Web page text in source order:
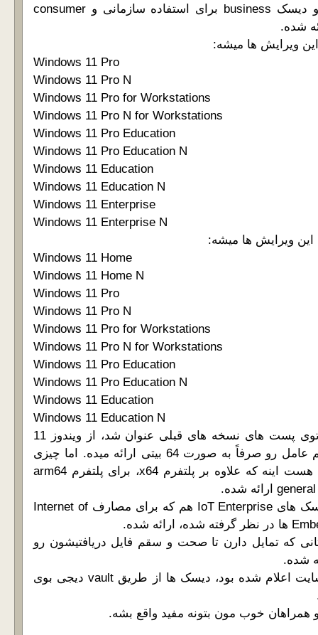
مثل نسخه های قبلی دو دیسک business برای استفاده سازمانی و consumer
شده.
Windows 11 Pro
Windows 11 Pro N
Windows 11 Pro for Workstations
Windows 11 Pro N for Workstations
Windows 11 Pro Education
Windows 11 Pro Education N
Windows 11 Education
Windows 11 Education N
Windows 11 Enterprise
Windows 11 Enterprise N
Windows 11 Home
Windows 11 Home N
Windows 11 Pro
Windows 11 Pro N
Windows 11 Pro for Workstations
Windows 11 Pro N for Workstations
Windows 11 Pro Education
Windows 11 Pro Education N
Windows 11 Education
Windows 11 Education N
همون طور که قبلاً هم توی پست های نسخه های قبلی عنوان شد، از ویندوز 11
مایکروسافت این سیستم عامل رو صرفاً به صورت 64 بیتی ارائه میده. اما چیزی
که توی این نسخه جدید هست اینه که علاوه بر پلتفرم x64، برای پلتفرم arm64
مثل نسخه های قبل، دیسک های IoT Enterprise هم که برای مصارف Internet of
که تمایل دارن تا صحت و سقم فایل دریافتیشون رو
همون طور که قبلاً در سایت اعلام شده بود، دیسک ها از طریق vault دیجی بوی
همراهان خوب مون بتونه مفید واقع بشه.